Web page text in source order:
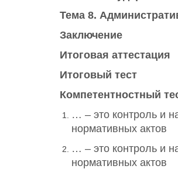
Тема 8.
Заключение
Итоговая аттестация
Итоговый тест
Компетентностный
… – это контроль и
нормативных актов
… – это контроль и
нормативных актов